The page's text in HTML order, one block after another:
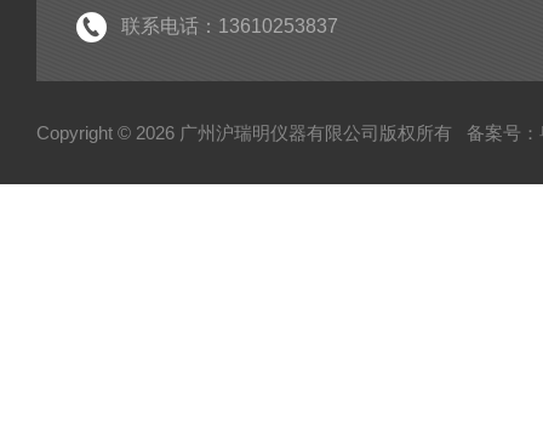
联系电话：13610253837
Copyright © 2026 广州沪瑞明仪器有限公司版权所有 备案号